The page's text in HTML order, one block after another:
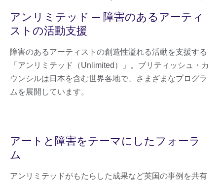
アンリミテッド ─ 障害のあるアーティ
ストの活動支援
障害のあるアーティストの創造性溢れる活動を支援する
「アンリミテッド（Unlimited）」。ブリティッシュ・カ
ウンシルは日本を含む世界各地で、さまざまなプログラ
ムを展開しています。
アートと障害をテーマにしたフォーラ
ム
アンリミテッドがもたらした成果など英国の事例を共有